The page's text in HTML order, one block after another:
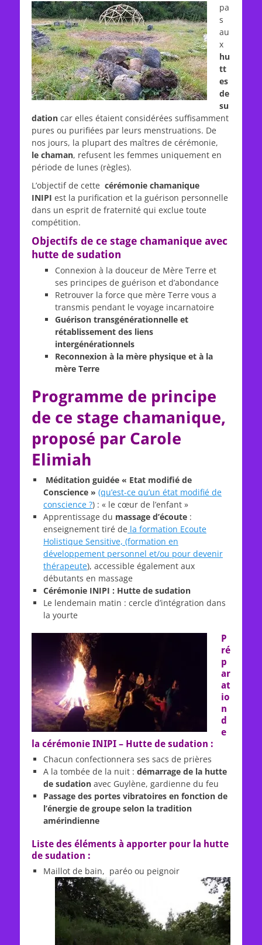
pa
s
au
x
hu
tt
es
de
su
dation car elles étaient considérées suffisamment
pures ou purifiées par leurs menstruations. De
nos jours, la plupart des maîtres de cérémonie,
le chaman, refusent les femmes uniquement en
période de lunes (règles).
L’objectif de cette cérémonie chamanique
INIPI est la purification et la guérison personnelle
dans un esprit de fraternité qui exclue toute
compétition.
Objectifs de ce stage chamanique avec
hutte de sudation
Connexion à la douceur de Mère Terre et
ses principes de guérison et d’abondance
Retrouver la force que mère Terre vous a
transmis pendant le voyage incarnatoire
Guérison transgénérationnelle et
rétablissement des liens
intergénérationnels
Reconnexion à la mère physique et à la
mère Terre
Programme de principe
de ce stage chamanique,
proposé par Carole
Elimiah
Méditation guidée « Etat modifié de
Conscience » (qu’est-ce qu’un état modifié de
conscience ?) : « le cœur de l’enfant »
Apprentissage du massage d’écoute :
enseignement tiré de la formation Ecoute
Holistique Sensitive, (formation en
développement personnel et/ou pour devenir
thérapeute), accessible également aux
débutants en massage
Cérémonie INIPI : Hutte de sudation
Le lendemain matin : cercle d’intégration dans
la yourte
P
ré
p
ar
at
io
n
d
e
la cérémonie INIPI – Hutte de sudation :
Chacun confectionnera ses sacs de prières
A la tombée de la nuit : démarrage de la hutte
de sudation avec Guylène, gardienne du feu
Passage des portes vibratoires en fonction de
l’énergie de groupe selon la tradition
amérindienne
Liste des éléments à apporter pour la hutte
de sudation :
Maillot de bain, paréo ou peignoir